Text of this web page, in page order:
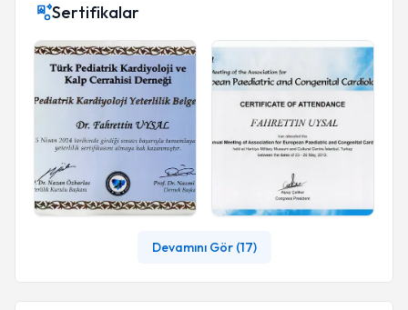
Sertifikalar
Devamını Gör (17)